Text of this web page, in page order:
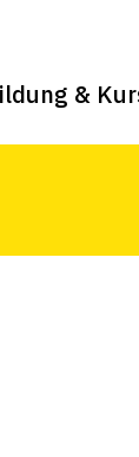
&
Henna